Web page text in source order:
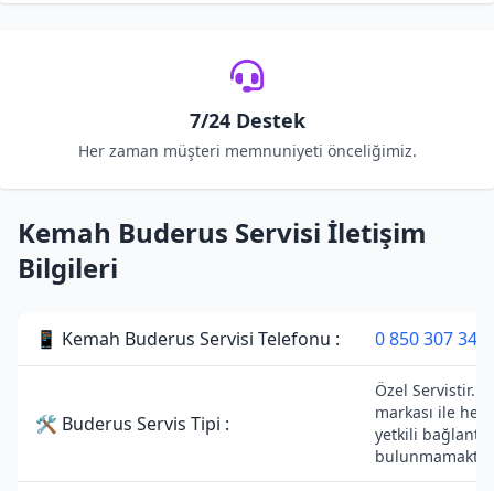
7/24 Destek
Her zaman müşteri memnuniyeti önceliğimiz.
Kemah Buderus Servisi İletişim
Bilgileri
📱 Kemah Buderus Servisi Telefonu : 0 850 307 34
🛠 Buderus Servis Tipi :
Özel Servistir.
markası ile
yetkili